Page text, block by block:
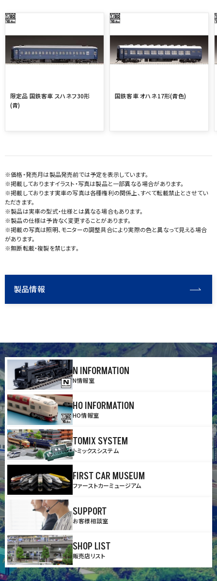
限定品 国鉄客車 スハネフ30形
(青)
国鉄客車 オハネ17形(青色)
※価格・発売月は製品発売前では予定を表示しています。
※掲載しておりますイラスト・写真は製品と一部異なる場合があります。
※掲載しております実車の写真は各種権利の関係上、すべて転載禁止とさせてい
ただきます。
※製品は実車の型式・仕様とは異なる場合もあります。
※製品の仕様は予告なく変更することがあります。
※掲載の写真は照明、モニターの調整具合により実際の色と異なって見える場合
があります。
※無断転載・複製を禁じます。
製品情報
N INFORMATION
N情報室
HO INFORMATION
HO情報室
TOMIX SYSTEM
トミックスシステム
FIRST CAR MUSEUM
ファーストカーミュージアム
SUPPORT
お客様相談室
SHOP LIST
販売店リスト